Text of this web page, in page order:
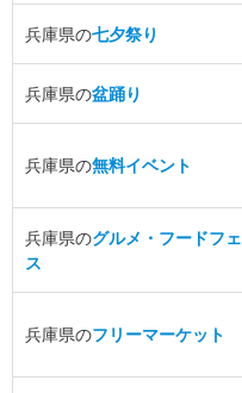
兵庫県の七夕祭り
兵庫県の盆踊り
兵庫県の無料イベント
兵庫県のグルメ・フードフェ
ス
兵庫県のフリーマーケット